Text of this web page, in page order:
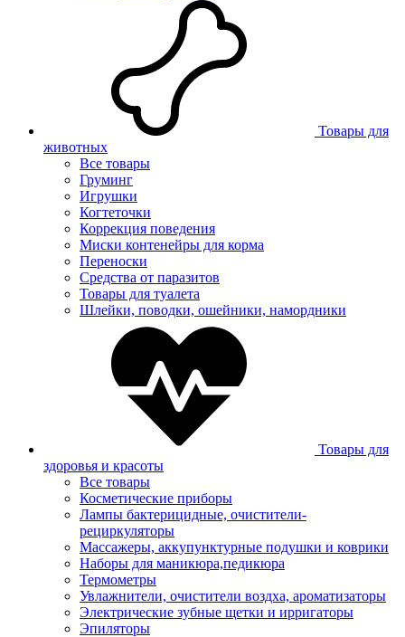
Товары для
животных
Все товары
Груминг
Игрушки
Когтеточки
Коррекция поведения
Миски контенейры для корма
Переноски
Средства от паразитов
Товары для туалета
Шлейки, поводки, ошейники, намордники
Товары для
здоровья и красоты
Все товары
Косметические приборы
Лампы бактерицидные, очистители-
рециркуляторы
Массажеры, аккупунктурные подушки и коврики
Наборы для маникюра,педикюра
Термометры
Увлажнители, очистители воздха, ароматизаторы
Электрические зубные щетки и ирригаторы
Эпиляторы